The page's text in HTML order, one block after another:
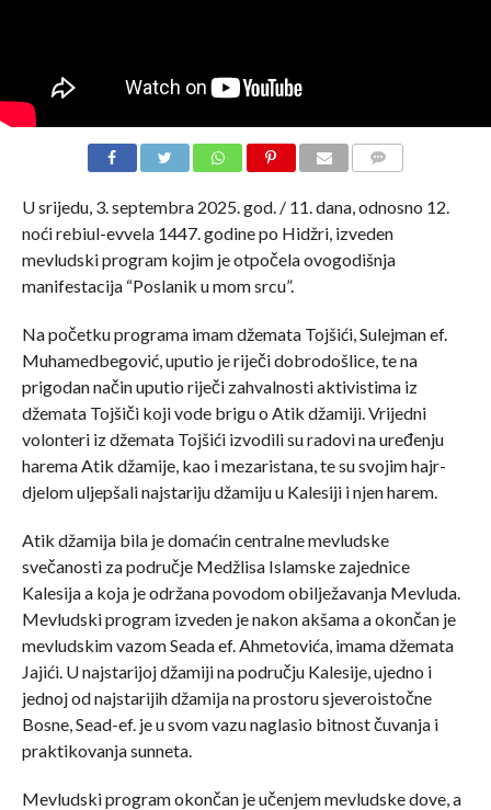
U srijedu, 3. septembra 2025. god. / 11. dana, odnosno 12.
noći rebiul-evvela 1447. godine po Hidžri, izveden
mevludski program kojim je otpočela ovogodišnja
manifestacija “Poslanik u mom srcu”.
Na početku programa imam džemata Tojšići, Sulejman ef.
Muhamedbegović, uputio je riječi dobrodošlice, te na
prigodan način uputio riječi zahvalnosti aktivistima iz
džemata Tojšiči koji vode brigu o Atik džamiji. Vrijedni
volonteri iz džemata Tojšići izvodili su radovi na uređenju
harema Atik džamije, kao i mezaristana, te su svojim hajr-
djelom uljepšali najstariju džamiju u Kalesiji i njen harem.
Atik džamija bila je domaćin centralne mevludske
svečanosti za područje Medžlisa Islamske zajednice
Kalesija a koja je održana povodom obilježavanja Mevluda.
Mevludski program izveden je nakon akšama a okončan je
mevludskim vazom Seada ef. Ahmetovića, imama džemata
Jajići. U najstarijoj džamiji na području Kalesije, ujedno i
jednoj od najstarijih džamija na prostoru sjeveroistočne
Bosne, Sead-ef. je u svom vazu naglasio bitnost čuvanja i
praktikovanja sunneta.
Mevludski program okončan je učenjem mevludske dove, a